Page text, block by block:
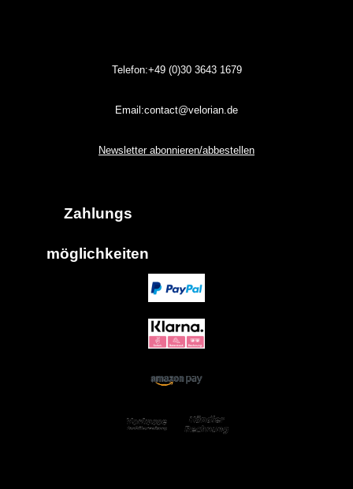
Telefon:+49 (0)3036431679
Email:contact@velorian.de
Newsletter abonnieren/abbestellen
Zahlungs
möglich keiten